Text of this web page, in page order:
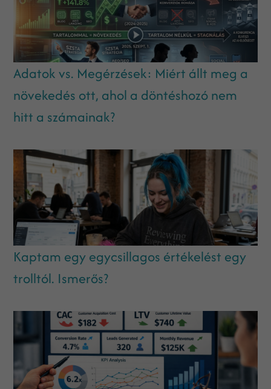
Adatok vs. Megérzések: Miért állt meg a
növekedés ott, ahol a döntéshozó nem
hitt a számainak?
Kaptam egy egycsillagos értékelést egy
trolltól. Ismerős?